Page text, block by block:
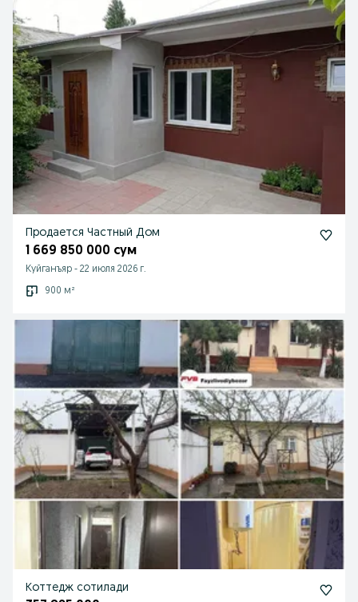
Продается Частный Дом
1 669 850 000 сум
Куйганъяр - 22 июля 2026 г.
900 м²
Коттедж сотилади